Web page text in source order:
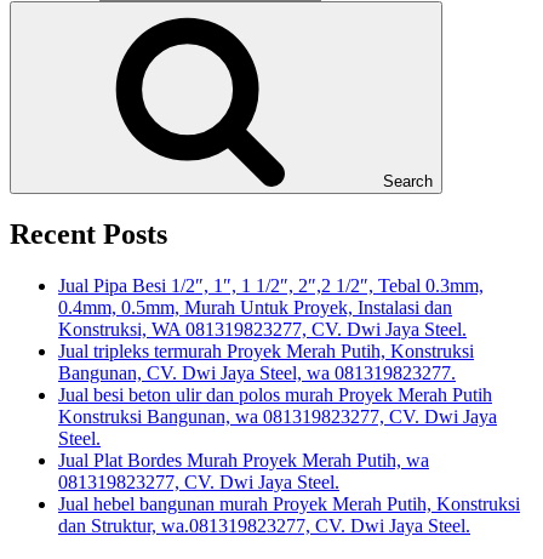
Search
Recent Posts
Jual Pipa Besi 1/2″, 1″, 1 1/2″, 2″,2 1/2″, Tebal 0.3mm,
0.4mm, 0.5mm, Murah Untuk Proyek, Instalasi dan
Konstruksi, WA 081319823277, CV. Dwi Jaya Steel.
Jual tripleks termurah Proyek Merah Putih, Konstruksi
Bangunan, CV. Dwi Jaya Steel, wa 081319823277.
Jual besi beton ulir dan polos murah Proyek Merah Putih
Konstruksi Bangunan, wa 081319823277, CV. Dwi Jaya
Steel.
Jual Plat Bordes Murah Proyek Merah Putih, wa
081319823277, CV. Dwi Jaya Steel.
Jual hebel bangunan murah Proyek Merah Putih, Konstruksi
dan Struktur, wa.081319823277, CV. Dwi Jaya Steel.